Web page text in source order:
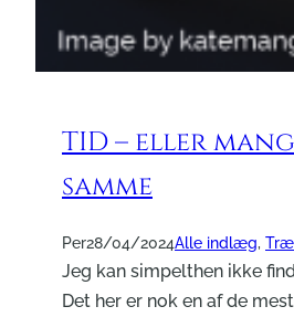
TID – eller
samme
Per28/04/2024Alle indlæg,
Jeg kan simpelthen ikke
Det her er nok en af de